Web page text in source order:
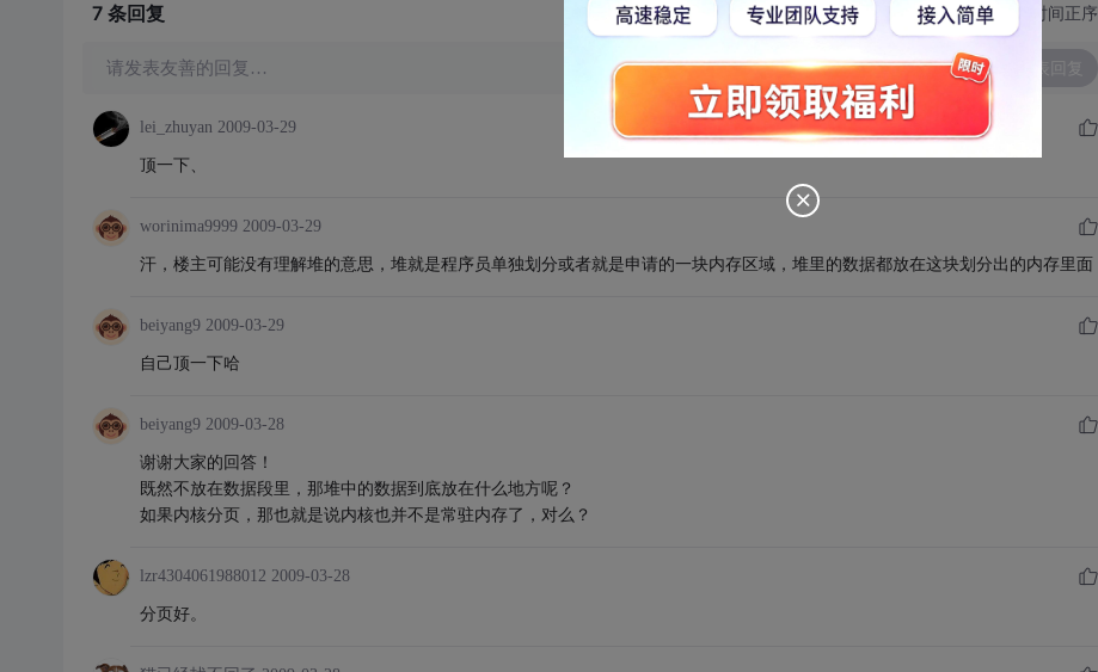
7 条回复 切换为时间正序
请发表友善的回复…
lei_zhuyan 2009-03-29
顶一下、
worinima9999 2009-03-29
汗，楼主可能没有理解堆的意思，堆就是程序员单独划分或者就是申请的一块内存区域，堆里的数据都放在这块划分出的内存里面
beiyang9 2009-03-29
自己顶一下哈
beiyang9 2009-03-28
谢谢大家的回答！
既然不放在数据段里，那堆中的数据到底放在什么地方呢？
如果内核分页，那也就是说内核也并不是常驻内存了，对么？
lzr4304061988012 2009-03-28
分页好。